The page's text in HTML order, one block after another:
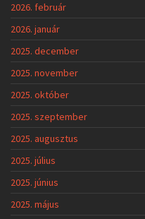
2026. február
2026. január
2025. december
2025. november
2025. október
2025. szeptember
2025. augusztus
2025. július
2025. június
2025. május